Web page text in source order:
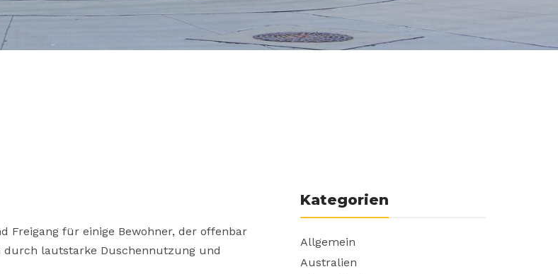
Freigang für einige Bewohner, der offenbar
durch lautstarke Duschennutzung und
Kategorien
Allgemein
Australien